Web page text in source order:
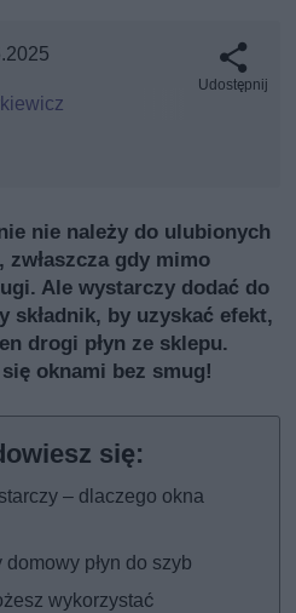
Udostępnij
nie należy do ulubionych
gdy mimo
Ale wystarczy dodać do
składnik, by uzyskać efekt,
drogi płyn ze sklepu.
oknami bez smug!
– dlaczego okna
płyn do szyb
wykorzystać